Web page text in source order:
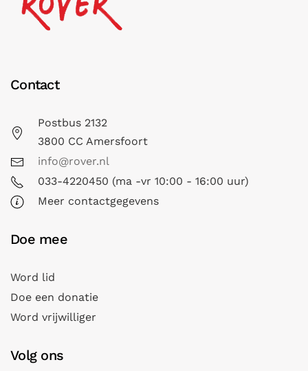
Contact
Postbus 2132
3800 CC Amersfoort
info@rover.nl
033-4220450 (ma -vr 10:00 - 16:00 uur)
Meer contactgegevens
Doe mee
Word lid
Doe een donatie
Word vrijwilliger
Volg ons